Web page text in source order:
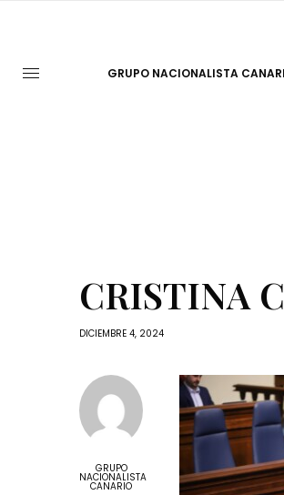
GRUPO NACIONALISTA
CRISTINA
DICIEMBRE 4, 2024
GRUPO
NACIONALISTA
CANARIO